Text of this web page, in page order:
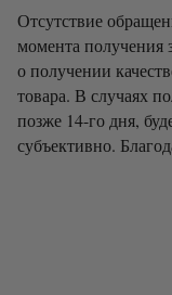
Отсутствие
момента получения
о получении
товара. В случаях
позже 14-го дня,
субъективно.